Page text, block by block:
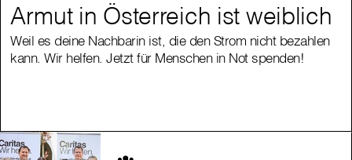
Armut in Österreich ist weiblich
Weil es deine Nachbarin ist, die den Strom nicht bezahlen
kann. Wir helfen. Jetzt für Menschen in Not spenden!
Armut in Österreich ist weiblich
Weil es deine Nachbarin ist, die den Strom nicht bezahlen
kann. Wir helfen. Jetzt für Menschen in Not spenden!